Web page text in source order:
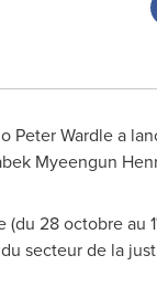
Wardle a
Myeengun
28 octobre au 1
secteur de la